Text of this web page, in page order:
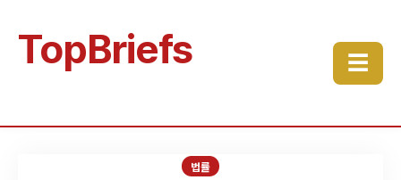
TopBriefs ☰
법률